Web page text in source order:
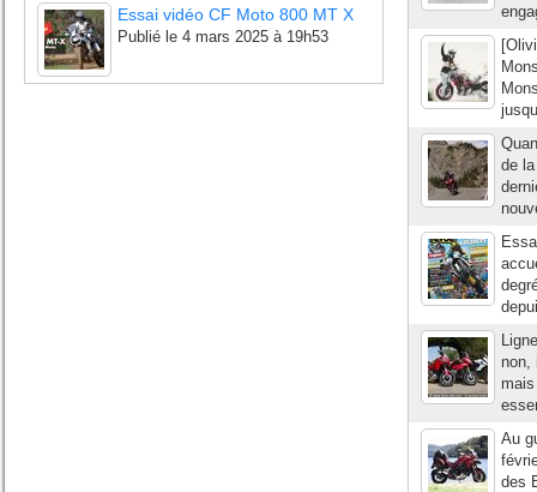
Essai vidéo CF Moto 800 MT X
Publié le 4 mars 2025 à 19h53
de
non,
Au
des